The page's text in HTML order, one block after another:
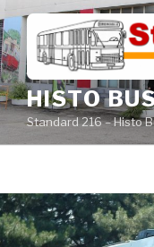
Aller
au
contenu
principal
HISTO
Standard 216 – Histo